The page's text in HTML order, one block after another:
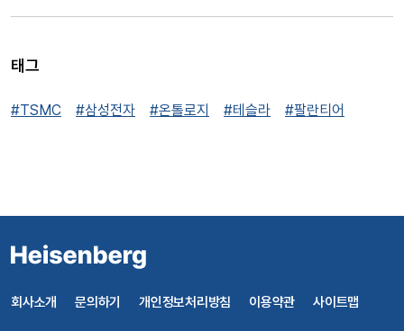
태그
#TSMC #삼성전자 #온톨로지 #테슬라 #팔란티어
회사소개 문의하기 개인정보처리방침 이용약관 사이트맵